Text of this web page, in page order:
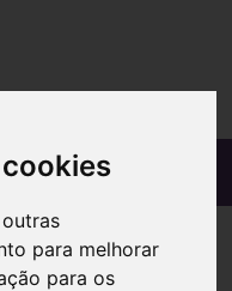
para melhorar
para os